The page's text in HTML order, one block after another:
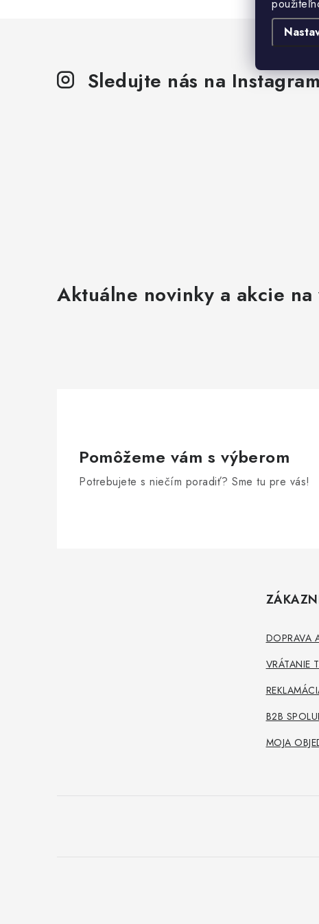
Sledujte nás na
Aktuálne novinky a akcie na
Pomôžeme vám s výberom
Potrebujete s niečím poradiť? Sme tu pre vás!
DOPRAVA
VRÁTANIE
B2B
MOJA